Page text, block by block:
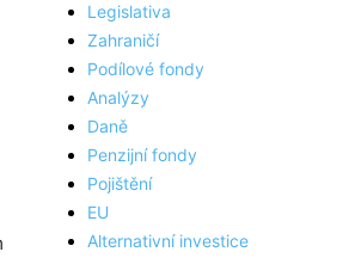
Legislativa
Zahraničí
Podílové fondy
Analýzy
Daně
Penzijní fondy
Pojištění
EU
Alternativní investice